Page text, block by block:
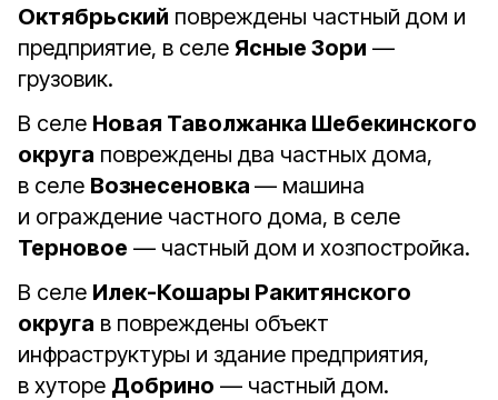
Октябрьский повреждены частный дом и
предприятие, в селе Ясные Зори —
грузовик.
В селе Новая Таволжанка Шебекинского
округа повреждены два частных дома,
в селе Вознесеновка — машина
и ограждение частного дома, в селе
Терновое — частный дом и хозпостройка.
В селе Илек-Кошары Ракитянского
округа в повреждены объект
инфраструктуры и здание предприятия,
в хуторе Добрино — частный дом.